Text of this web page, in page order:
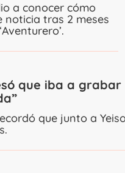
a conocer cómo
tras 2 meses
que iba a
que junto a